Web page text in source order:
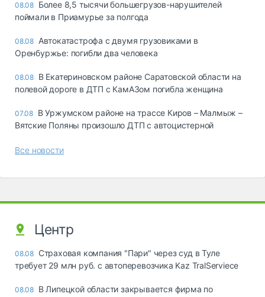
08.08 Более 8,5 тысячи большегрузов-нарушителей
поймали в Приамурье за полгода
08.08 Автокатастрофа с двумя грузовиками в
Оренбуржье: погибли два человека
08.08 В Екатериновском районе Саратовской области на
полевой дороге в ДТП с КамАЗом погибла женщина
07.08 В Уржумском районе на трассе Киров – Малмыж –
Вятские Поляны произошло ДТП с автоцистерной
Все новости
Центр
08.08 Страховая компания "Пари" через суд в Туле
требует 29 млн руб. с автоперевозчика Kaz TralServiece
08.08 В Липецкой области закрывается фирма по